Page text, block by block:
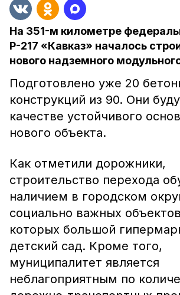
На 351-м километре
Р-217 «Кавказ» началось
нового надземного
Подготовлено уже 20
конструкций из 90. Они
качестве устойчивого
нового объекта.
Как отметили дорожники,
строительство перехода
наличием в городском
социально важных
которых большой
детский сад. Кроме того,
муниципалитет является
неблагоприятным по